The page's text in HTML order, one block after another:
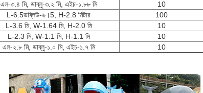
এল-৩.৪ মি, ডাব্লু-৩.২ মি, এইচ-১.৮৮ মি
10
L-6.5ডব্লিউ-৬।5, H-2.8 মিটার
100
L-3.6 মি, W-1.64 মি, H-2.0 মি
10
L-2.3 মি, W-1.1 মি, H-1.1 মি
10
এল-২.৮ মি, ডাব্লু-১.০ মি, এইচ-১.৭ মি 10